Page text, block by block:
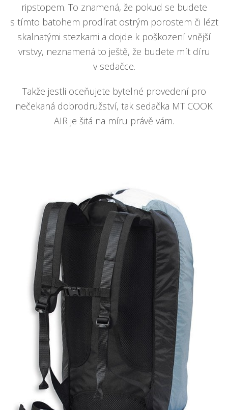
ripstopem. To znamená, že pokud se budete
s tímto batohem prodírat ostrým porostem či lézt
skalnatými stezkami a dojde k poškození vnější
vrstvy, neznamená to ještě, že budete mít díru
v sedačce.
Takže jestli oceňujete bytelné provedení pro
nečekaná dobrodružství, tak sedačka MT COOK
AIR je šitá na míru právě vám.